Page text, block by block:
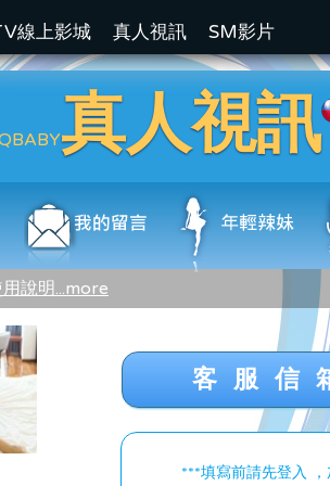
線上影城 真人視訊 SM影片
真人視訊
說明...more
客服信
***填寫前請先登入